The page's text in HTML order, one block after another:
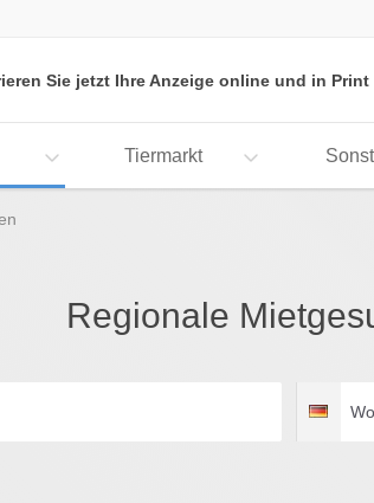
Sie jetzt Ihre Anzeige online und in Print
Tiermarkt
Regionale